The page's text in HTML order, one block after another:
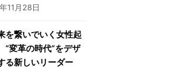
11月28日
を繋いでいく女性起
変革の時代”をデザ
る新しいリーダー